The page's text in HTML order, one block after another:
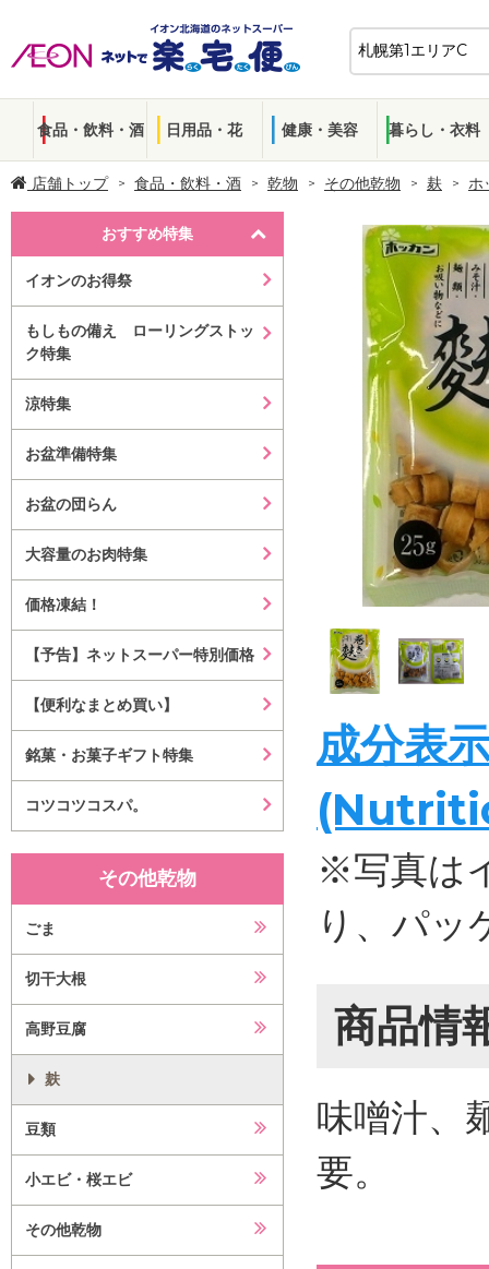
食品・飲料・酒 日用品・花 健康・美容 暮らし・衣料
店舗トップ 食品・飲料・酒 乾物 その他乾物 麸 ホ
おすすめ特集
イオンのお得祭
もしもの備え ローリングストッ
ク特集
涼特集
お盆準備特集
お盆の団らん
大容量のお肉特集
価格凍結！
【予告】ネットスーパー特別価格
【便利なまとめ買い】
銘菓・お菓子ギフト特集
コツコツコスパ。
その他乾物
ごま
切干大根
高野豆腐
麸
豆類
小エビ・桜エビ
その他乾物
成分表
※写真は
り、パッ
商品情
味噌汁、
要。